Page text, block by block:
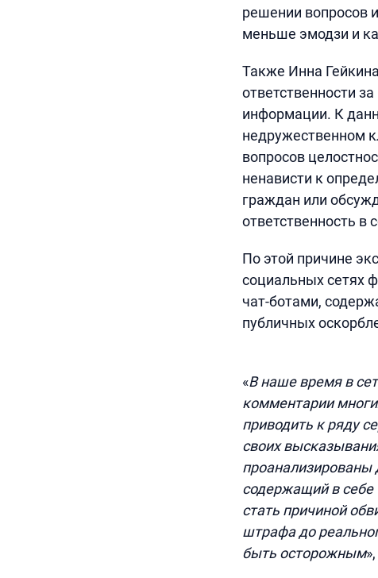
решении вопросов
меньше эмодзи и
Также Инна
ответственности
информации. К
недружественном
вопросов
ненависти к
граждан или
ответственность в
По этой причине
социальных сетях
чат-ботами,
публичных
«В наше время в
комментарии
приводить к ряду
своих
проанализированы
содержащий в себе
стать причиной
штрафа до
быть осторожным